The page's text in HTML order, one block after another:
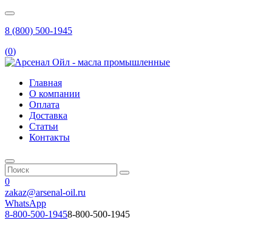
8 (800) 500-1945
(0)
Главная
О компании
Оплата
Доставка
Статьи
Контакты
0
zakaz@arsenal-oil.ru
WhatsApp
8-800-500-19458-800-500-1945